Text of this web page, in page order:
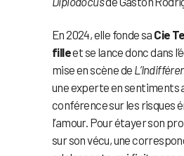
En 2024, elle fonde sa Cie
filleet se lance donc dans
mise en scène de
une experte en sentiments
conférence sur les risques
l’amour. Pour étayer son
sur son vécu, une